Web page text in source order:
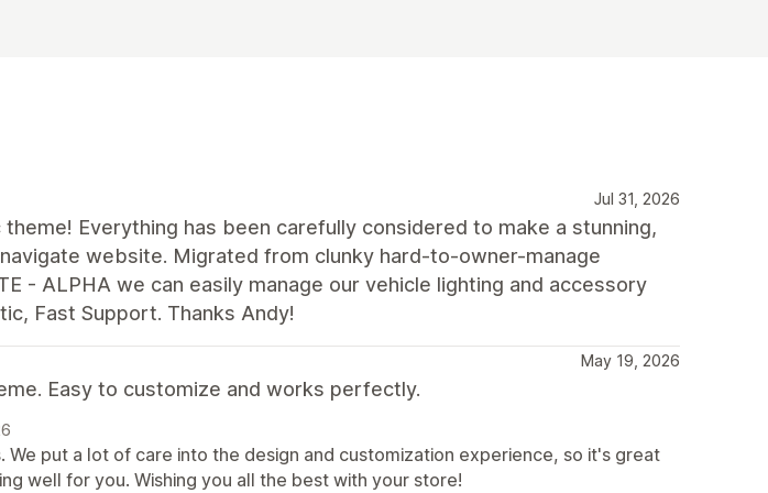
Jul 31, 2026
theme! Everything has been carefully considered to make a stunning,
website. Migrated from clunky hard-to-owner-manage
- ALPHA we can easily manage our vehicle lighting and accessory
Fast Support. Thanks Andy!
May 19, 2026
Easy to customize and works perfectly.
We put a lot of care into the design and customization experience, so it's great
well for you. Wishing you all the best with your store!